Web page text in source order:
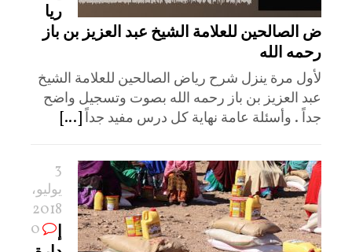
ريا
ض الصالحين للعلامة الشيخ عبد العزيز بن باز
رحمه الله
لأول مرة ينزل شرح رياض الصالحين للعلامة الشيخ
عبد العزيز بن باز رحمه الله بصوت وتسجيل واضح
جداً . وأسئلة عامة نهاية كل درس مفيد جداً [...]
3
يوليو،
2018
0
إ